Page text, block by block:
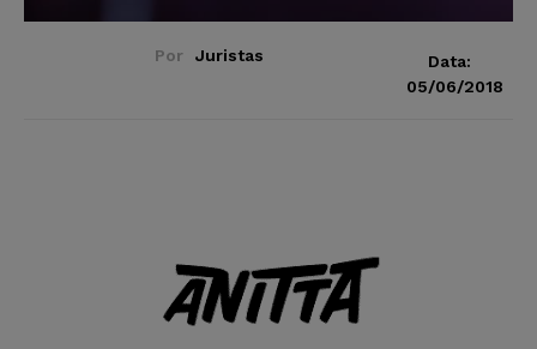
Por Juristas
Data:
05/06/2018